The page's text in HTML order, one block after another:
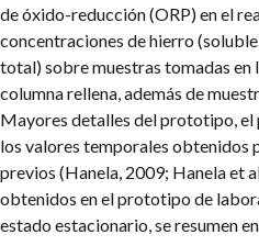
de óxido-reducción (ORP) en el
concentraciones de hierro
total) sobre muestras tomadas en
columna rellena, además de
Mayores detalles del prototipo,
los valores temporales obtenidos
previos (Hanela, 2009; Hanela et
obtenidos en el prototipo de
estado estacionario, se resumen